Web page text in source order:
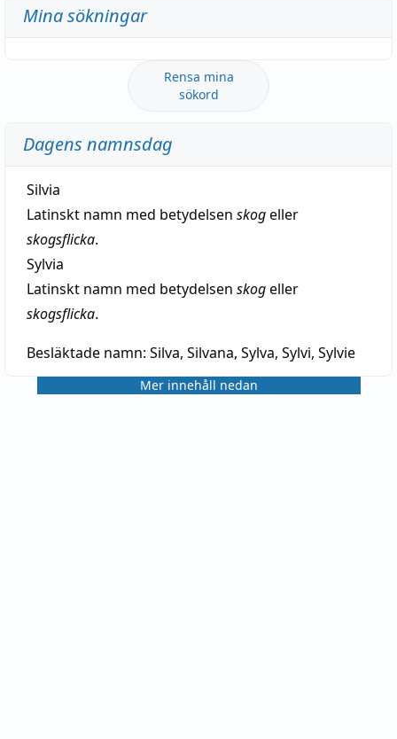
Mina sökningar
Rensa mina
sökord
Dagens namnsdag
Silvia
Latinskt namn med betydelsen skogeller
skogsflicka.
Sylvia
Latinskt namn med betydelsen skogeller
skogsflicka.
Besläktade namn: Silva, Silvana, Sylva, Sylvi, Sylvie
Mer innehåll nedan